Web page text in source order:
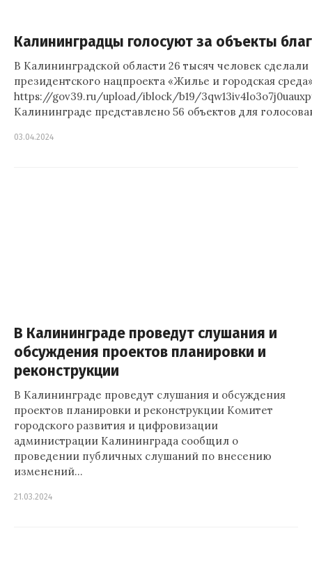
Калининградцы голосуют за объекты
В Калининградской области 26 тысяч человек
президентского нацпроекта «Жилье и городская
https://gov39.ru/upload/iblock/b19/
Калининграде представлено 56 объектов для
03.04.2024
В Калининграде проведут слушания и
обсуждения проектов планировки и
реконструкции
В Калининграде проведут слушания и обсуждения
проектов планировки и реконструкции Комитет
городского развития и цифровизации
администрации Калининграда сообщил о
проведении публичных слушаний по внесению
изменений…
21.03.2024